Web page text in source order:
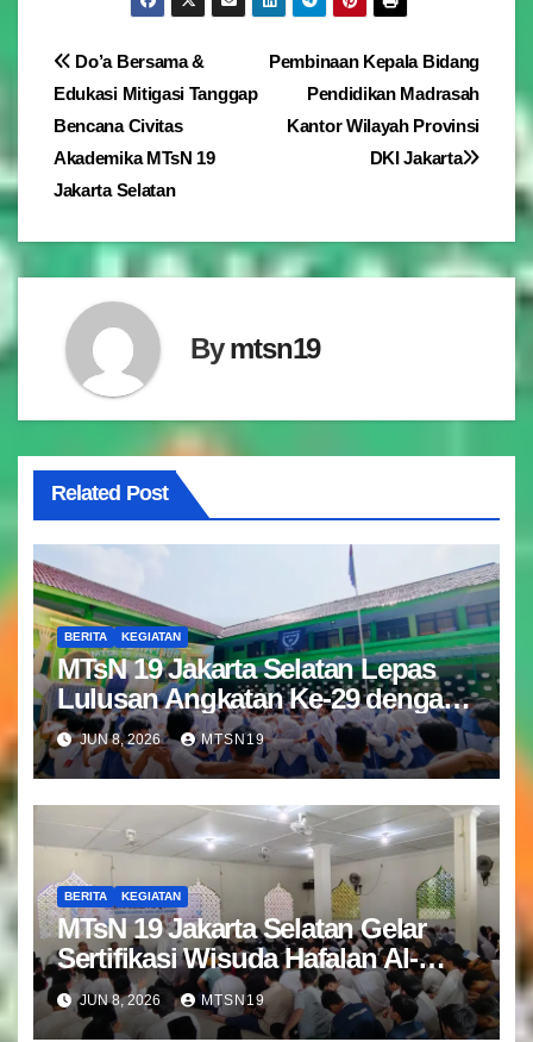
Navigasi
pos
Pembinaan Kepala Bidang
Pendidikan Madrasah
Kantor Wilayah Provinsi
DKI Jakarta
Do’a Bersama &
Edukasi Mitigasi Tanggap
Bencana Civitas
Akademika MTsN 19
Jakarta Selatan
Bymtsn19
Related Post
BERITA KEGIATAN
MTsN 19 Jakarta Selatan Lepas
Lulusan Angkatan Ke-29 dengan
Doa dan Harapan Terbaik
JUN 8, 2026 MTSN19
BERITA KEGIATAN
MTsN 19 Jakarta Selatan Gelar
Sertifikasi Wisuda Hafalan Al-
Qur’an
JUN 8, 2026 MTSN19